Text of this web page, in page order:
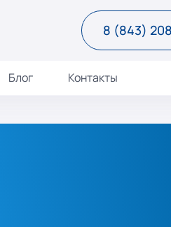
8 (843)
Блог Контакты